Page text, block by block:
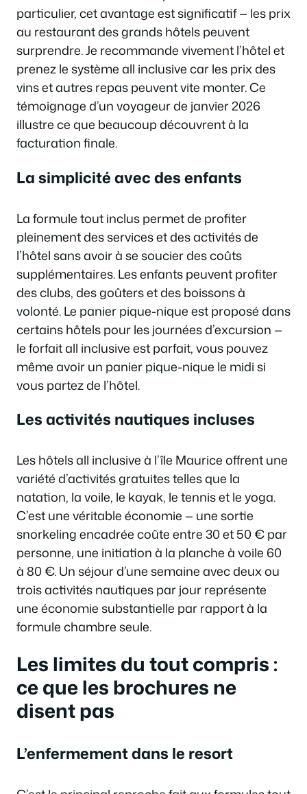
particulier, cet avantage est significatif — les prix
au restaurant des grands hôtels peuvent
surprendre. Je recommande vivement l’hôtel et
prenez le système all inclusive car les prix des
vins et autres repas peuvent vite monter. Ce
témoignage d’un voyageur de janvier 2026
illustre ce que beaucoup découvrent à la
facturation finale.
La simplicité avec des enfants
La formule tout inclus permet de profiter
pleinement des services et des activités de
l’hôtel sans avoir à se soucier des coûts
supplémentaires. Les enfants peuvent profiter
des clubs, des goûters et des boissons à
volonté. Le panier pique-nique est proposé dans
certains hôtels pour les journées d’excursion —
le forfait all inclusive est parfait, vous pouvez
même avoir un panier pique-nique le midi si
vous partez de l’hôtel.
Les activités nautiques incluses
Les hôtels all inclusive à l’île Maurice offrent une
variété d’activités gratuites telles que la
natation, la voile, le kayak, le tennis et le yoga.
C’est une véritable économie — une sortie
snorkeling encadrée coûte entre 30 et 50 € par
personne, une initiation à la planche à voile 60
à 80 €. Un séjour d’une semaine avec deux ou
trois activités nautiques par jour représente
une économie substantielle par rapport à la
formule chambre seule.
Les limites du tout compris :
ce que les brochures ne
disent pas
L’enfermement dans le resort